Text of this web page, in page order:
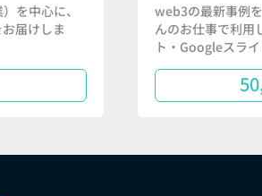
を中心に、
届けしま
web3の最新事例
んのお仕事で利用
ト・Googleスラ